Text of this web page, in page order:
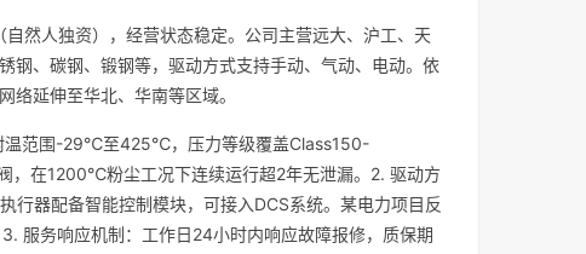
然人独资），经营状态稳定。公司主营远大、沪工、天
钢、碳钢、锻钢等，驱动方式支持手动、气动、电动。依
延伸至华北、华南等区域。
温范围-29℃至425℃，压力等级覆盖Class150-
，在1200℃粉尘工况下连续运行超2年无泄漏。2. 驱动方
器配备智能控制模块，可接入DCS系统。某电力项目反
服务响应机制：工作日24小时内响应故障报修，质保期